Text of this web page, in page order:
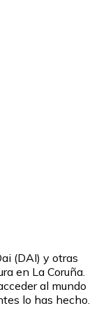
(DAI) y otras
en La Coruña.
al mundo
lo has hecho.